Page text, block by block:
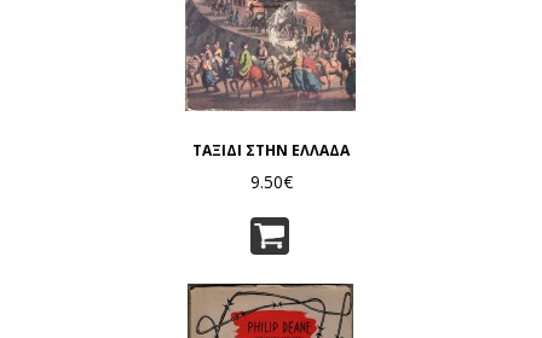
ΤΑΞΙΔΙ ΣΤΗΝ ΕΛΛΑΔΑ
9.50€